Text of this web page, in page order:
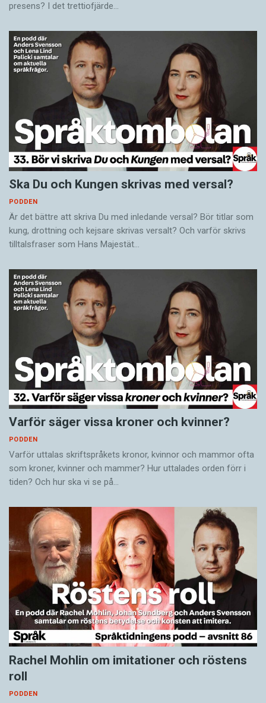
presens? I det trettiofjärde…
Ska Du och Kungen skrivas med versal?
PODDEN
Är det bättre att skriva Du med inledande versal? Bör titlar som
kung, drottning och kejsare skrivas versalt? Och varför skrivs
tilltalsfraser som Hans Majestät…
Varför säger vissa kroner och kvinner?
PODDEN
Varför uttalas skriftspråkets kronor, kvinnor och mammor ofta
som kroner, kvinner och mammer? Hur uttalades orden förr i
tiden? Och hur ska vi se på…
Rachel Mohlin om imitationer och röstens
roll
PODDEN